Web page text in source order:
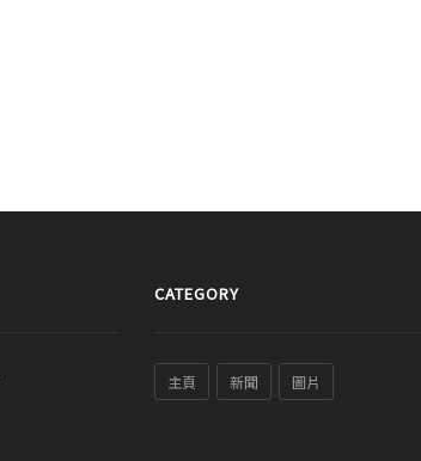
CATEGORY
主頁 新聞 圖片